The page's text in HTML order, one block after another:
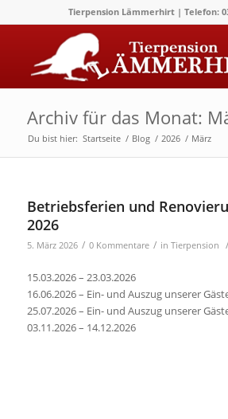
Tierpension Lämmerhirt | Telefon:
Archiv für das Monat:
Du bist hier: Startseite / Blog / 2026 / März
Betriebsferien und
2026
5. März 2026 / 0 Kommentare / in Tierpension /
15.03.2026 – 23.03.2026
16.06.2026 – Ein- und Auszug unserer
25.07.2026 – Ein- und Auszug unserer
03.11.2026 – 14.12.2026